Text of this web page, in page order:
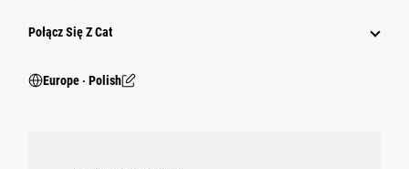
Połącz Się Z Cat
Europe ‧ Polish